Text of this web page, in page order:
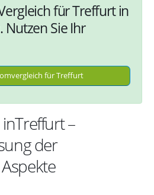
für Treffurt in
Sie Ihr
für Treffurt
–
der